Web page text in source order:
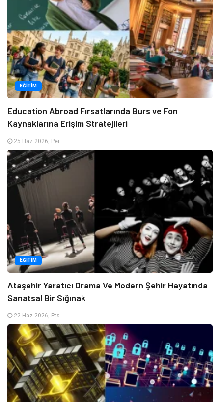
EĞITIM
Education Abroad Fırsatlarında Burs ve Fon
Kaynaklarına Erişim Stratejileri
25 Haz 2026, Per
EĞITIM
Ataşehir Yaratıcı Drama Ve Modern Şehir Hayatında
Sanatsal Bir Sığınak
22 Haz 2026, Pts